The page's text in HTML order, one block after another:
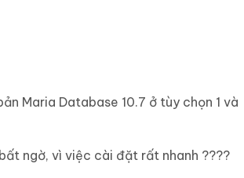
Maria Database 10.7 ở tùy chọn 1 và
ngờ, vì việc cài đặt rất nhanh ????